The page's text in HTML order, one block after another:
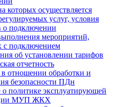
которых осуществляется
услуг, условия
о подключении
мероприятий,
с подключением
об установлении тарифов
отчетность
отношении обработки и
безопасности ПДн
о политике эксплуатирующей
МУП ЖКХ